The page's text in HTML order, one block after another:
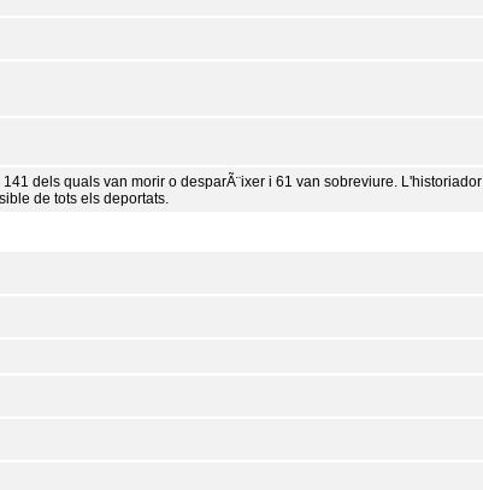
dels quals van morir o desparÃ¨ixer i 61 van sobreviure. L'historiador
de tots els deportats.